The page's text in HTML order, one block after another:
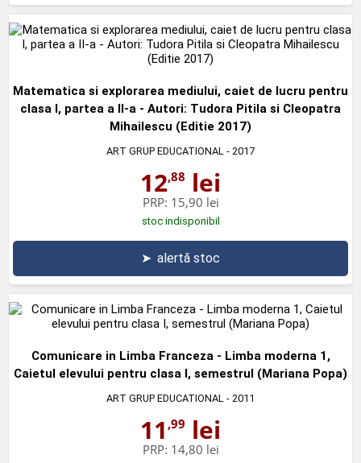
Matematica si explorarea mediului, caiet de lucru pentru
clasa I, partea a II-a - Autori: Tudora Pitila si Cleopatra
Mihailescu (Editie 2017)
ART GRUP EDUCATIONAL - 2017
12,88 lei
PRP: 15,90 lei
stoc indisponibil
➤ alertă stoc
Comunicare in Limba Franceza - Limba moderna 1,
Caietul elevului pentru clasa I, semestrul (Mariana Popa)
ART GRUP EDUCATIONAL - 2011
11 ,99 lei
PRP: 14,80 lei